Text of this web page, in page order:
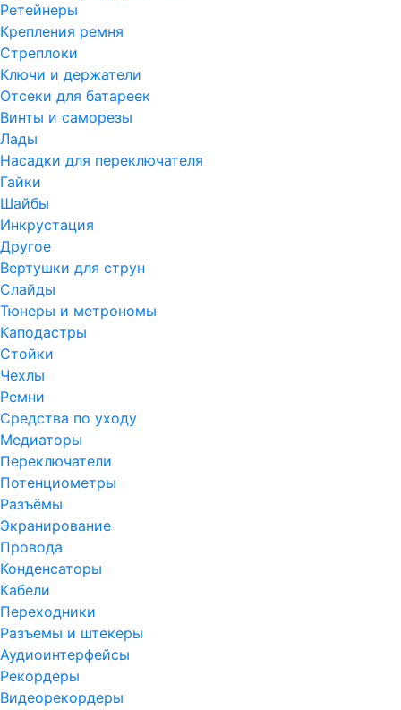
Ретейнеры
Крепления ремня
Стреплоки
Ключи и держатели
Отсеки для батареек
Винты и саморезы
Лады
Насадки для переключателя
Гайки
Шайбы
Инкрустация
Другое
Вертушки для струн
Слайды
Тюнеры и метрономы
Каподастры
Стойки
Чехлы
Ремни
Средства по уходу
Медиаторы
Переключатели
Потенциометры
Разъёмы
Экранирование
Провода
Конденсаторы
Кабели
Переходники
Разъемы и штекеры
Аудиоинтерфейсы
Рекордеры
Видеорекордеры